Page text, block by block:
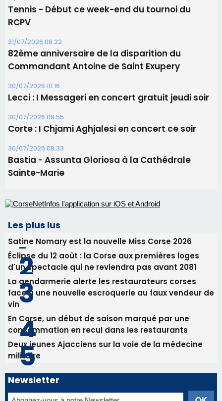
Les brèves
05/08/2026 09:53
Biguglia : messe de la Sainte-Marie et
procession le 14 août
31/07/2026 08:24
Tennis - Début ce week-end du tournoi du
RCPV
31/07/2026 08:22
82ème anniversaire de la disparition du
Commandant Antoine de Saint Exupery
30/07/2026 10:16
30/07/2026 09:55
Corte : I Chjami Aghjalesi en concert ce soir
30/07/2026 08:33
Bastia - Assunta Gloriosa à la Cathédrale
Sainte-Marie
Les plus lus
Satine Nomary est la nouvelle Miss Corse 2026
Éclipse du 12 août : la Corse aux premières loges
d'un spectacle qui ne reviendra pas avant 2081
La gendarmerie alerte les restaurateurs corses
face à une nouvelle escroquerie au faux vendeur de
vin